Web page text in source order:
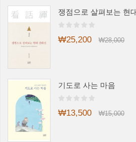
쟁점으로 살펴보는 현
₩25,200 ₩28,000
기도로 사는 마음
₩13,500 ₩15,000